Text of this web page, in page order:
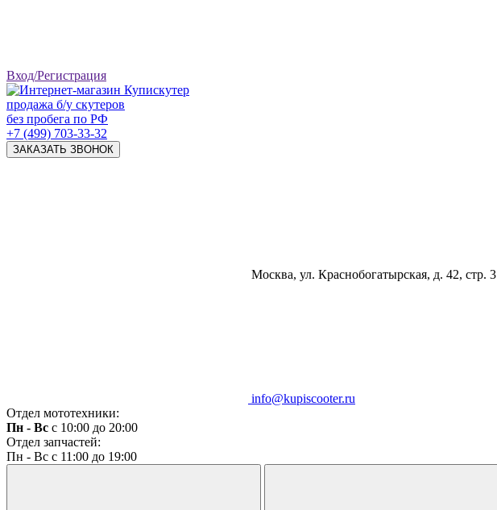
Вход/Регистрация
продажа б/у скутеров
без пробега по РФ
+7 (499) 703-33-32
ЗАКАЗАТЬ ЗВОНОК
Москва, ул. Краснобогатырская, д. 42, стр. 3
info@kupiscooter.ru
Отдел мототехники:
Пн - Вс с 10:00 до 20:00
Отдел запчастей:
Пн - Вс с 11:00 до 19:00